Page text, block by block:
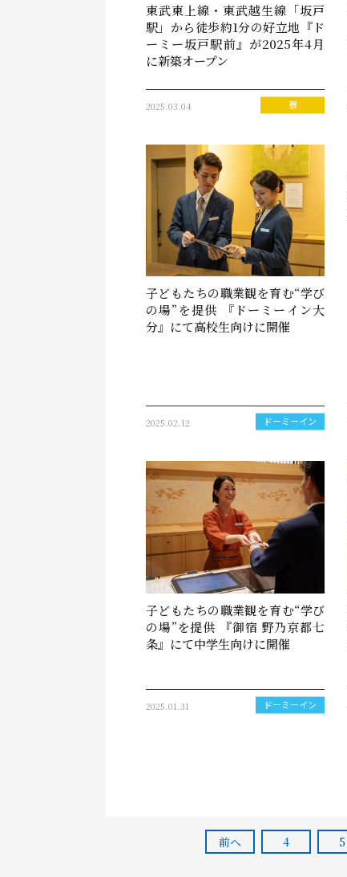
東武東上線・東武越生線「坂戸
駅」から徒歩約1分の好立地『ド
ーミー坂戸駅前』が2025年4月
に新築オープン
2025.03.04 寮
子どもたちの職業観を育む“学び
の場”を提供 『ドーミーイン大
分』にて高校生向けに開催
2025.02.12 ドーミーイン
子どもたちの職業観を育む“学び
の場”を提供 『御宿 野乃京都七
条』にて中学生向けに開催
2025.01.31 ドーミーイン
前へ 4 5